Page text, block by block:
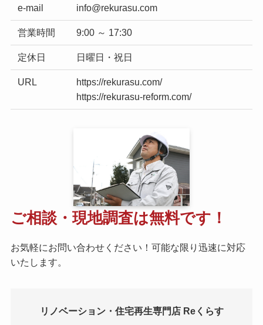
e-mail info@rekurasu.com
営業時間 9:00 ～ 17:30
定休日 日曜日・祝日
URL
https://rekurasu.com/
https://rekurasu-reform.com/
ご相談・現地調査は無料です！
お気軽にお問い合わせください！可能な限り迅速に対応
いたします。
リノベーション・住宅再生専門店 Reくらす